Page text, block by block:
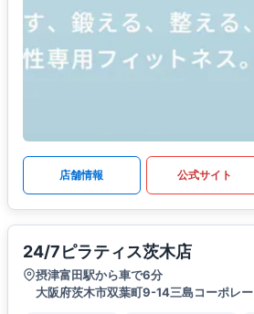
店舗情報 公式サイト
24/7ピラティス茨木店
摂津富田駅から車で6分
大阪府茨木市双葉町9-14三島コーポレ